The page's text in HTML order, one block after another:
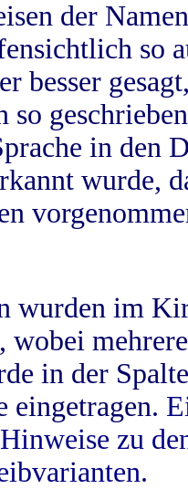
der
so
besser
so
in
wurde,
wurden im
wobei
in der
eingetragen.
zu